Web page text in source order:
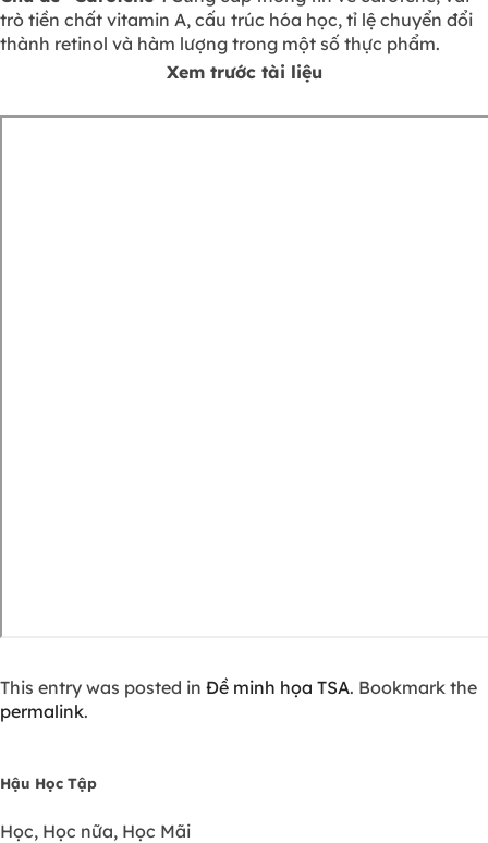
trò tiền chất vitamin A, cấu trúc hóa học, tỉ lệ chuyển đổi
thành retinol và hàm lượng trong một số thực phẩm.
Xem trước tài liệu
This entry was posted in Đề minh họa TSA. Bookmark the
permalink.
Hậu Học Tập
Học, Học nữa, Học Mãi